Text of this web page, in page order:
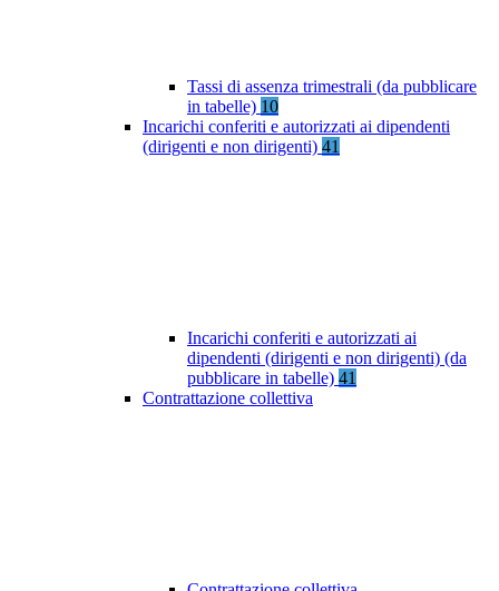
Tassi di assenza trimestrali (da pubblicare
in tabelle) 10
Incarichi conferiti e autorizzati ai dipendenti
(dirigenti e non dirigenti) 41
Incarichi conferiti e autorizzati ai
dipendenti (dirigenti e non dirigenti) (da
pubblicare in tabelle) 41
Contrattazione collettiva